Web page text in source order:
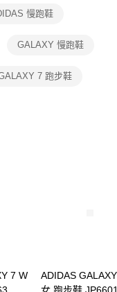
support/home
先享後付」服務完成之交
人之同意方可使用
之用戶狀況，依本公司即
慢跑鞋
GALAXY 慢跑鞋
7 跑步鞋
7 W
ADIDAS